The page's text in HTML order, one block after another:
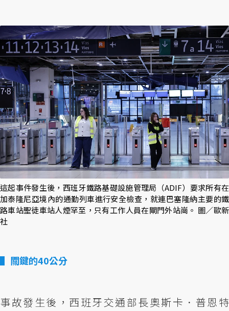
這起事件發生後，西班牙鐵路基礎設施管理局（ADIF）要求所有在
加泰隆尼亞境內的通勤列車進行安全檢查，就連巴塞隆納主要的鐵
路車站聖徒車站人煙罕至，只有工作人員在閘門外站崗。 圖／歐新
社
關鍵的40公分
事故發生後，西班牙交通部長奧斯卡．普恩特